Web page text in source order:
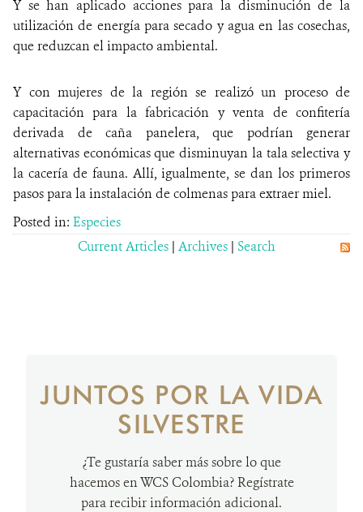
Y se han aplicado acciones para la disminución de la
utilización de energía para secado y agua en las cosechas,
que reduzcan el impacto ambiental.
Y con mujeres de la región se realizó un proceso de
capacitación para la fabricación y venta de confitería
derivada de caña panelera, que podrían generar
alternativas económicas que disminuyan la tala selectiva y
la cacería de fauna. Allí, igualmente, se dan los primeros
pasos para la instalación de colmenas para extraer miel.
Posted in: Especies
Current Articles | Archives | Search
JUNTOS POR LA VIDA
SILVESTRE
¿Te gustaría saber más sobre lo que
hacemos en WCS Colombia? Regístrate
para recibir información adicional.